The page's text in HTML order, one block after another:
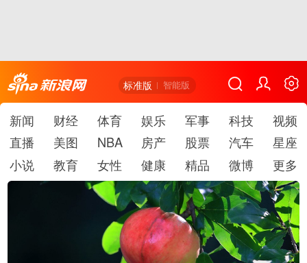
标准版 智能版
新闻 财经 体育 娱乐 军事 科技
视频
直播
美图 NBA 房产 股票 汽车
星座
小说
教育 女性 健康 精品 微博 更多